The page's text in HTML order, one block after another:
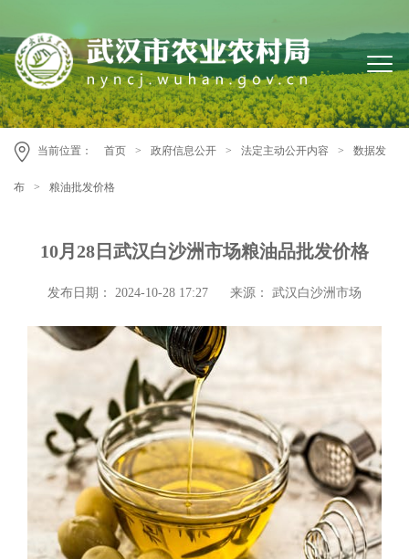
当前位置： 首页 > 政府信息公开 > 法定主动公开内容 > 数据发
布 > 粮油批发价格
10月28日武汉白沙洲市场粮油品批发价格
发布日期： 2024-10-28 17:27 来源： 武汉白沙洲市场